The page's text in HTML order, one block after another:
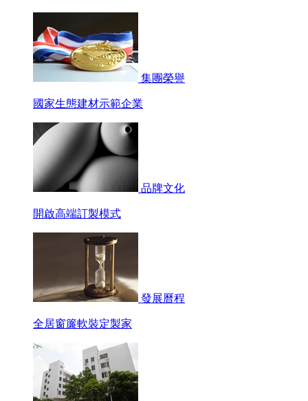
集團榮譽
國家生態建材示範企業
品牌文化
開啟高端訂製模式
發展曆程
全居窗簾軟裝定製家